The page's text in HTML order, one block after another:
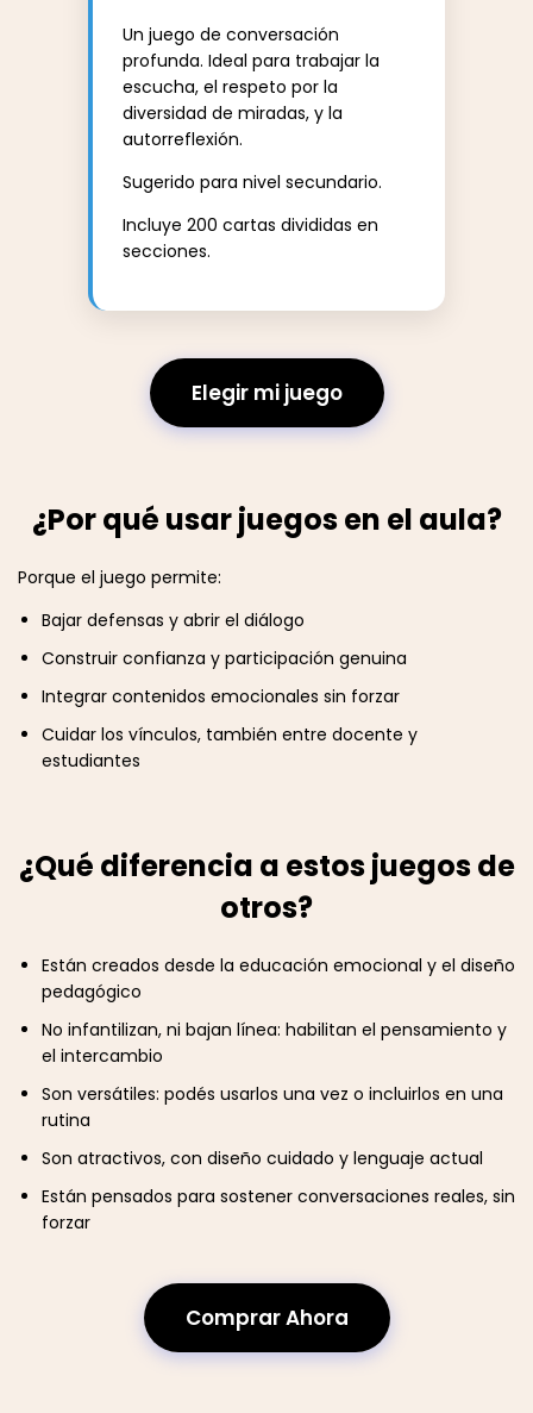
Un juego de conversación
profunda. Ideal para trabajar la
escucha, el respeto por la
diversidad de miradas, y la
autorreflexión.
Sugerido para nivel secundario.
Incluye 200 cartas divididas en
secciones.
Elegir mi juego
¿Por qué usar juegos en el aula?
Porque el juego permite:
Bajar defensas y abrir el diálogo
Construir confianza y participación genuina
Integrar contenidos emocionales sin forzar
Cuidar los vínculos, también entre docente y
estudiantes
¿Qué diferencia a estos juegos de
otros?
Están creados desde la educación emocional y el diseño
pedagógico
No infantilizan, ni bajan línea: habilitan el pensamiento y
el intercambio
Son versátiles: podés usarlos una vez o incluirlos en una
rutina
Son atractivos, con diseño cuidado y lenguaje actual
Están pensados para sostener conversaciones reales, sin
forzar
Comprar Ahora